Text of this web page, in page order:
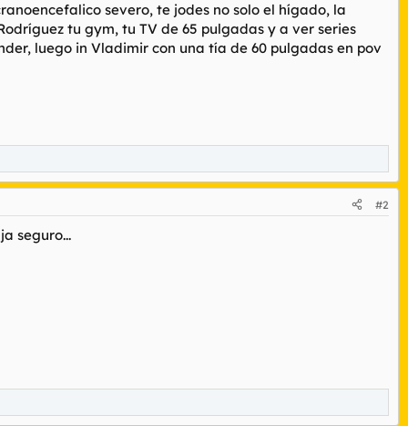
severo, te jodes no solo el hígado, la
tu gym, tu TV de 65 pulgadas y a ver series
luego in Vladimir con una tía de 60 pulgadas en pov
#2
seguro...